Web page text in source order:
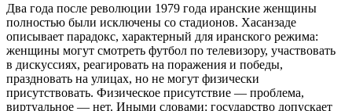
Два года после революции 1979 года иранские женщины
полностью были исключены со стадионов. Хасанзаде
описывает парадокс, характерный для иранского режима:
женщины могут смотреть футбол по телевизору, участвовать
в дискуссиях, реагировать на поражения и победы,
праздновать на улицах, но не могут физически
присутствовать. Физическое присутствие — проблема,
виртуальное — нет. Иными словами: государство допускает